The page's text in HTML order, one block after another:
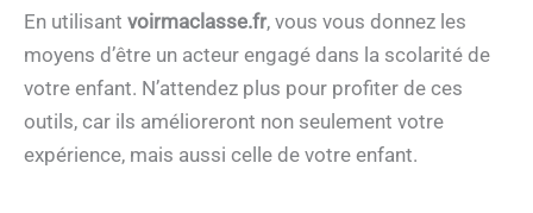
En utilisant voirmaclasse.fr, vous vous donnez les
moyens d’être un acteur engagé dans la scolarité de
votre enfant. N’attendez plus pour profiter de ces
outils, car ils amélioreront non seulement votre
expérience, mais aussi celle de votre enfant.